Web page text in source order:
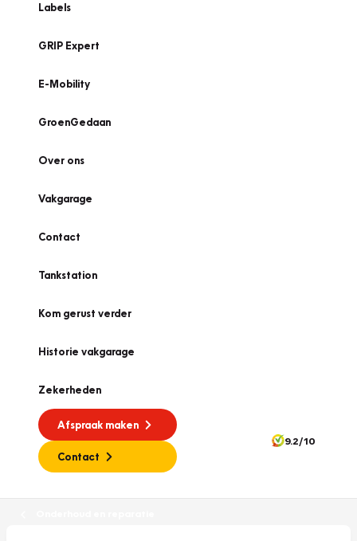
Labels
GRIP Expert
E-Mobility
GroenGedaan
Over ons
Vakgarage
Contact
Tankstation
Kom gerust verder
Historie vakgarage
Zekerheden
Afspraak maken
Contact
9.2/10